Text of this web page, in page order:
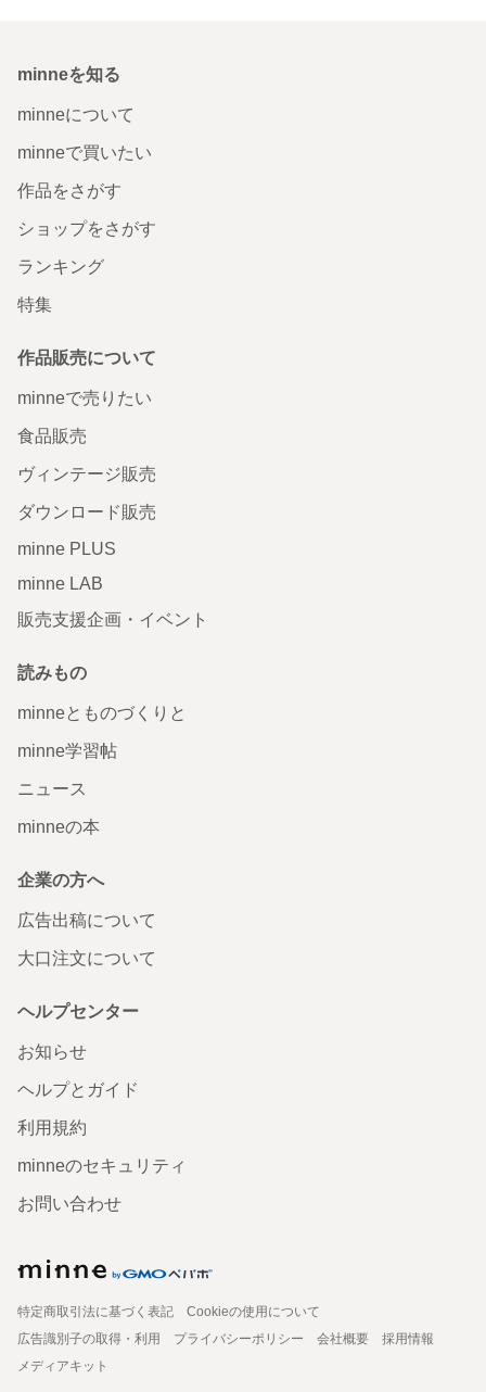
minneを知る
minneについて
minneで買いたい
作品をさがす
ショップをさがす
ランキング
特集
作品販売について
minneで売りたい
食品販売
ヴィンテージ販売
ダウンロード販売
minne PLUS
minne LAB
販売支援企画・イベント
読みもの
minneとものづくりと
minne学習帖
ニュース
minneの本
企業の方へ
広告出稿について
大口注文について
ヘルプセンター
お知らせ
ヘルプとガイド
利用規約
minneのセキュリティ
お問い合わせ
特定商取引法に基づく表記
Cookieの使用について
広告識別子の取得・利用
プライバシーポリシー 会社概要
採用情報
メディアキット